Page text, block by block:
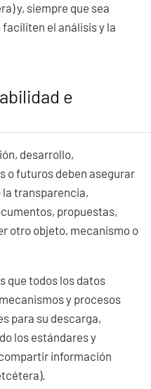
y, siempre que sea
el análisis y la
e
desarrollo,
o futuros deben asegurar
transparencia,
propuestas,
otro objeto, mecanismo o
que todos los datos
y procesos
para su descarga,
los estándares y
información